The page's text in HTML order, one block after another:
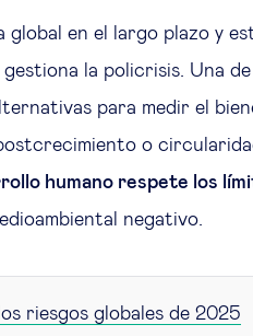
en el largo plazo y
la policrisis. Una de
para medir el
o
humano respete los
negativo.
riesgos globales de 2025